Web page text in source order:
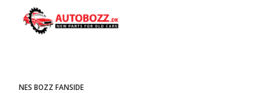
NES BOZZ FANSIDE